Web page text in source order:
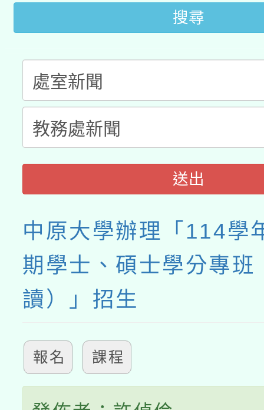
開 智慧啟航」搜尋
送出
中原大學辦理「114學
期學士、碩士學分專班
讀）」招生
報名 課程